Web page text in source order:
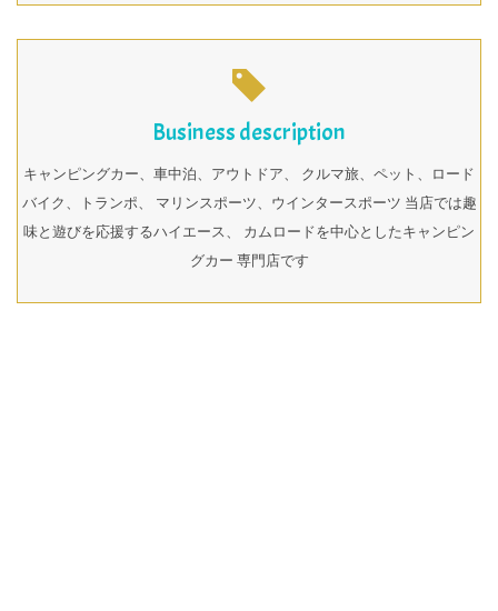
Business description
キャンピングカー、車中泊、アウトドア、 クルマ旅、ペット、ロード
バイク、トランポ、 マリンスポーツ、ウインタースポーツ 当店では趣
味と遊びを応援するハイエース、 カムロードを中心としたキャンピン
グカー 専門店です